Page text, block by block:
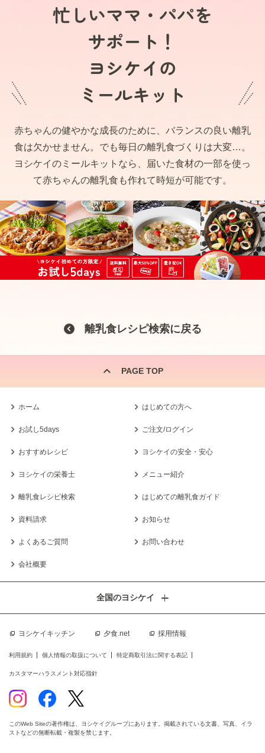
忙しいママ・パパを
サポート！
ヨシケイの
ミールキット
赤ちゃんの健やかな成長のために、バランスの良い離乳
食は欠かせません。でも毎日の離乳食づくりは大変…。
ヨシケイのミールキットなら、届いた食材の一部を使っ
て赤ちゃんの離乳食も作れて時短が可能です。
離乳食レシピ検索に戻る
PAGE TOP
ホーム はじめての方へ
お試し5days ご注文/ログイン
おすすめレシピ ヨシケイの安全・安心
ヨシケイの栄養士 メニュー紹介
離乳食レシピ検索 はじめての離乳食ガイド
資料請求 お知らせ
よくあるご質問 お問い合わせ
会社概要
ヨシケイキッチン 夕食.net 採用情報
全国のヨシケイ
利用規約 個人情報の取扱について 特定商取引法に関する表記
カスタマーハラスメント対応指針
このWeb Siteの著作権は、ヨシケイグループにあります。掲載されている文書、写真、イラ
ストなどの無断転載・複製を禁じます。